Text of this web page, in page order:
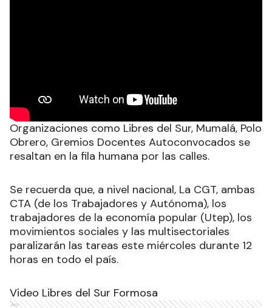
Organizaciones como Libres del Sur, Mumalá, Polo
Obrero, Gremios Docentes Autoconvocados se
resaltan en la fila humana por las calles.
Se recuerda que, a nivel nacional, La CGT, ambas
CTA (de los Trabajadores y Autónoma), los
trabajadores de la economía popular (Utep), los
movimientos sociales y las multisectoriales
paralizarán las tareas este miércoles durante 12
horas en todo el país.
Video Libres del Sur Formosa
Ads